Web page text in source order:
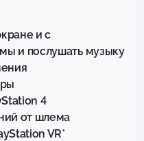
и с
и послушать музыку
4
от шлема
VR*